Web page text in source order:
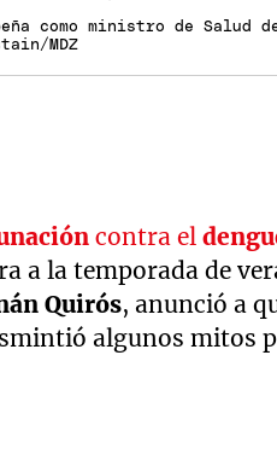
como ministro de Salud
MDZ
contra el
a la temporada de
Quirós, anunció a
algunos mitos